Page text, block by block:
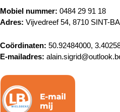
Mobiel nummer: 0484 29 91 18‬
Adres: Vijvedreef 54, 8710 SINT-
Coördinaten: 50.92484000,
E-mailadres: